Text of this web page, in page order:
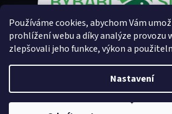
Používáme cookies, abychom Vám
prohlížení webu a díky analýze provozu
zlepšovali jeho funkce, výkon a
Nastavení
Copyright 2026Rybářské potřeby U